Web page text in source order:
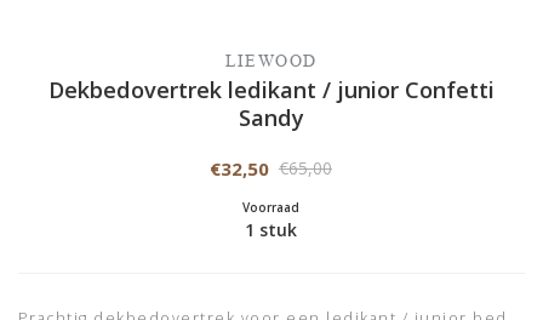
LIEWOOD
Dekbedovertrek ledikant / junior Confetti
Sandy
€32,50 €65,00
Voorraad
1 stuk